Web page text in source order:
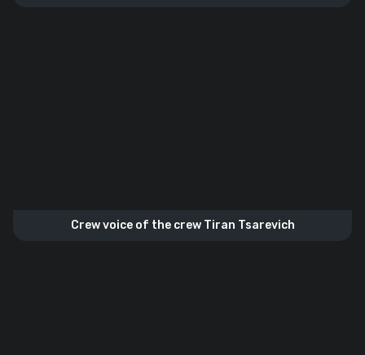
Crew voice of the crew Tiran Tsarevich